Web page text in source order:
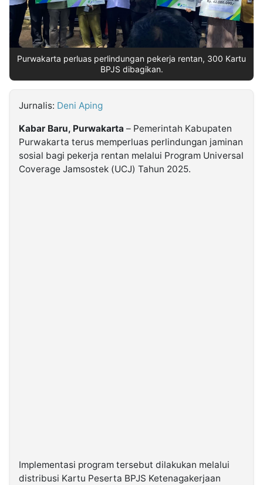
Kabarbaru.co
2026
Purwakarta perluas perlindungan pekerja rentan, 300 Kartu
BPJS dibagikan.
Jurnalis: Deni Aping
Kabar Baru, Purwakarta – Pemerintah Kabupaten
Purwakarta terus memperluas perlindungan jaminan
sosial bagi pekerja rentan melalui Program Universal
Coverage Jamsostek (UCJ) Tahun 2025.
Implementasi program tersebut dilakukan melalui
distribusi Kartu Peserta BPJS Ketenagakerjaan